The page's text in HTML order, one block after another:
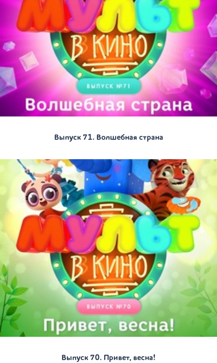
Выпуск 71. Волшебная страна
Выпуск 70. Привет, весна!